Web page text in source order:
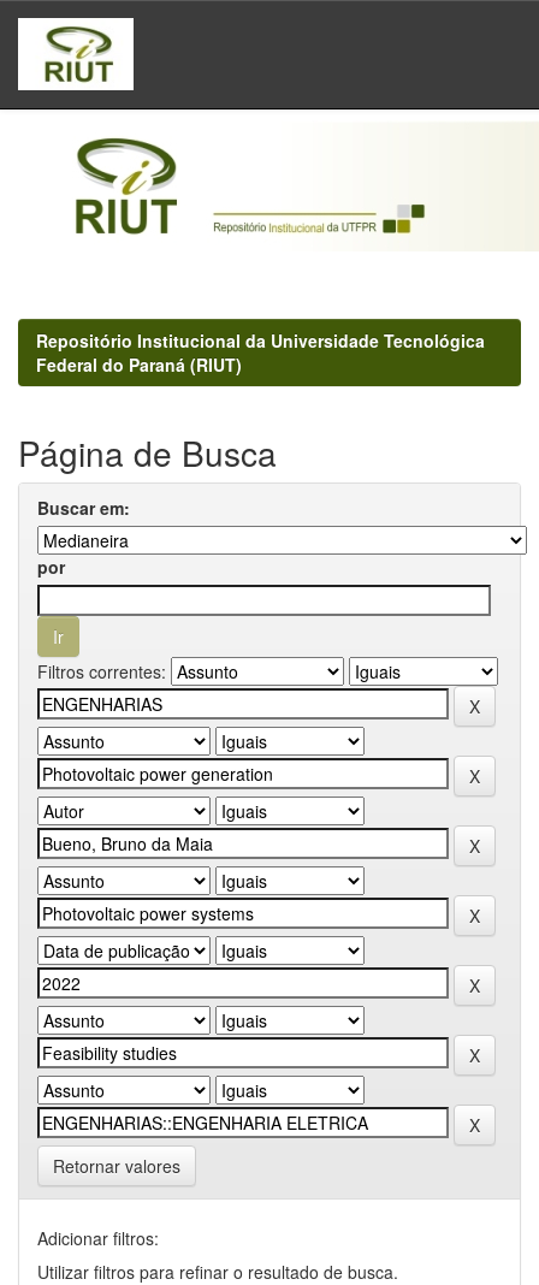
Skip
navigation
Repositório Institucional da Universidade Tecnológica
Federal do Paraná (RIUT)
Página de Busca
Buscar em:
por
Filtros correntes:
Retornar valores
Adicionar filtros:
Utilizar filtros para refinar o resultado de busca.